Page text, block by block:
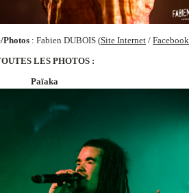
: Fabien DUBOIS (Site Internet / Facebook
LES PHOTOS :
Païaka